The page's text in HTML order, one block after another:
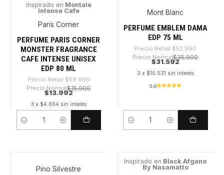
-76%
Inspirado en Montale
Intense Cafe
Paris Corner
PERFUME PARIS CORNER
MONSTER FRAGRANCE
CAFE INTENSE UNISEX
EDP 80 ML
Precio Retail $59.990
Precio Normal$15.900
$13.992
3 x $4.664 sin interés
Cantidad
Mont Blanc
PERFUME EMBLEM DAMA
EDP 75 ML
Precio Retail $52.990
Precio Normal$35.900
$31.592
3 x $10.531 sin interés
5.0
Cantidad
-51%Pino Silvestre -44%
Inspirado en Black Afgano
By Nasamatto